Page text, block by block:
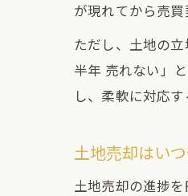
が現れてから売
ただし、土地の
半年 売れない」
し、柔軟に対応
土地売却はい
土地売却の進捗